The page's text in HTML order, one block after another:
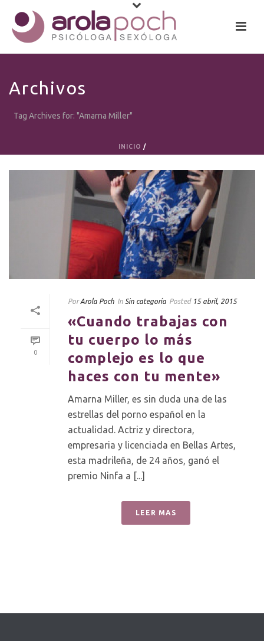
Archivos
Tag Archives for: "Amarna Miller"
INICIO /
0
Por Arola Poch In Sin categoría Posted 15 abril, 2015
«Cuando trabajas con
tu cuerpo lo más
complejo es lo que
haces con tu mente»
Amarna Miller, es sin duda una de las
estrellas del porno español en la
actualidad. Actriz y directora,
empresaria y licenciada en Bellas Artes,
esta madrileña, de 24 años, ganó el
premio Ninfa a [...]
LEER MAS